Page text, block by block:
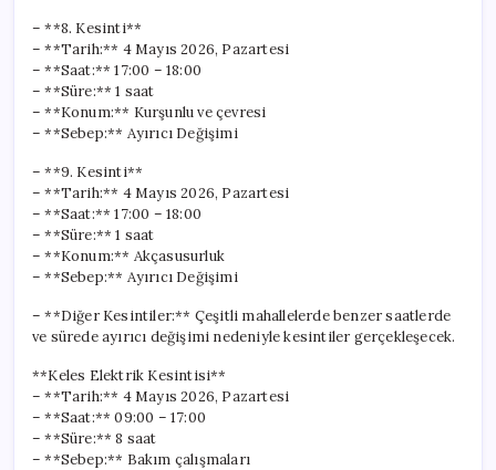
– **8. Kesinti**
– **Tarih:** 4 Mayıs 2026, Pazartesi
– **Saat:** 17:00 – 18:00
– **Süre:** 1 saat
– **Konum:** Kurşunlu ve çevresi
– **Sebep:** Ayırıcı Değişimi
– **9. Kesinti**
– **Tarih:** 4 Mayıs 2026, Pazartesi
– **Saat:** 17:00 – 18:00
– **Süre:** 1 saat
– **Konum:** Akçasusurluk
– **Sebep:** Ayırıcı Değişimi
– **Diğer Kesintiler:** Çeşitli mahallelerde benzer saatlerde
ve sürede ayırıcı değişimi nedeniyle kesintiler gerçekleşecek.
**Keles Elektrik Kesintisi**
– **Tarih:** 4 Mayıs 2026, Pazartesi
– **Saat:** 09:00 – 17:00
– **Süre:** 8 saat
– **Sebep:** Bakım çalışmaları